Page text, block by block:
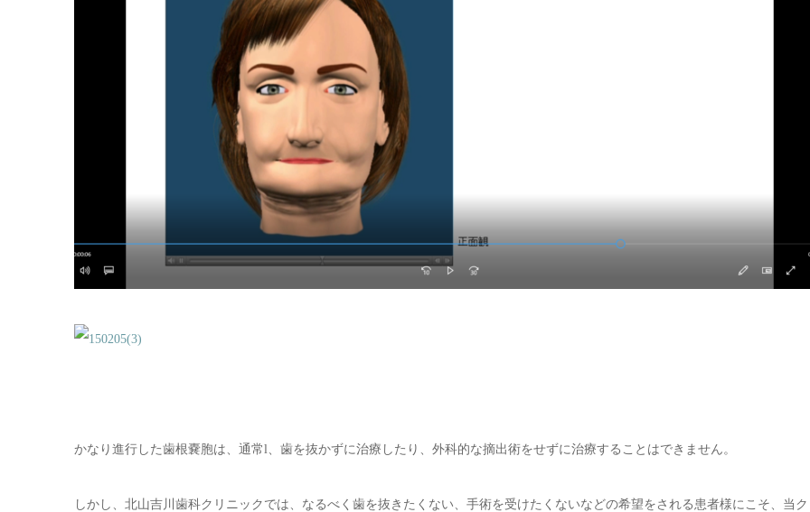
かなり進行した歯根嚢胞は、通常l、歯を抜かずに治療したり、外科的な摘出術をせずに治療することはできません。
しかし、北山吉川歯科クリニックでは、なるべく歯を抜きたくない、手術を受けたくないなどの希望をされる患者様にこそ、当